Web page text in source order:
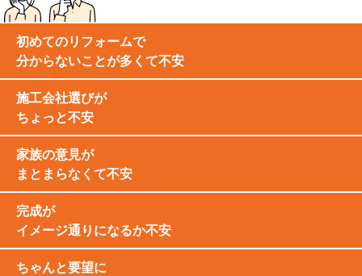
初めてのリフォームで
分からないことが多くて不安
施工会社選びが
ちょっと不安
家族の意見が
まとまらなくて不安
完成が
イメージ通りになるか不安
ちゃんと要望に